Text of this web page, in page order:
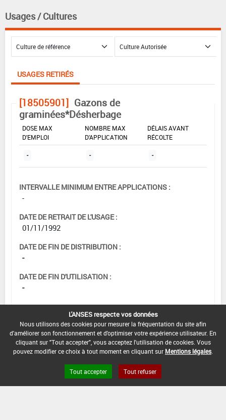
Usages / Cultures
USAGES RETIRÉS
[18505901] Gazons de
graminées*Désherbage
DOSE MAX
D'EMPLOI
NOMBRE MAX
D'APPLICATION
DÉLAIS AVANT
RÉCOLTE
- - -
INTERVALLE MINIMUM ENTRE APPLICATIONS :
-
DATE DE RETRAIT DE L'USAGE :
01/11/1992
DATE DE FIN DE DISTRIBUTION :
-
DATE DE FIN D'UTILISATION :
-
L'ANSES respecte vos données
Nous utilisons des cookies pour mesurer la fréquentation du site afin
d'améliorer son fonctionnement et d'optimiser votre expérience utilisateur. En
cliquant sur "Tout accepter", vous acceptez l'utilisation de cookies. Vous
pouvez modifier ce choix à tout moment en cliquant sur Mentions légales
Tout accepter Tout refuser